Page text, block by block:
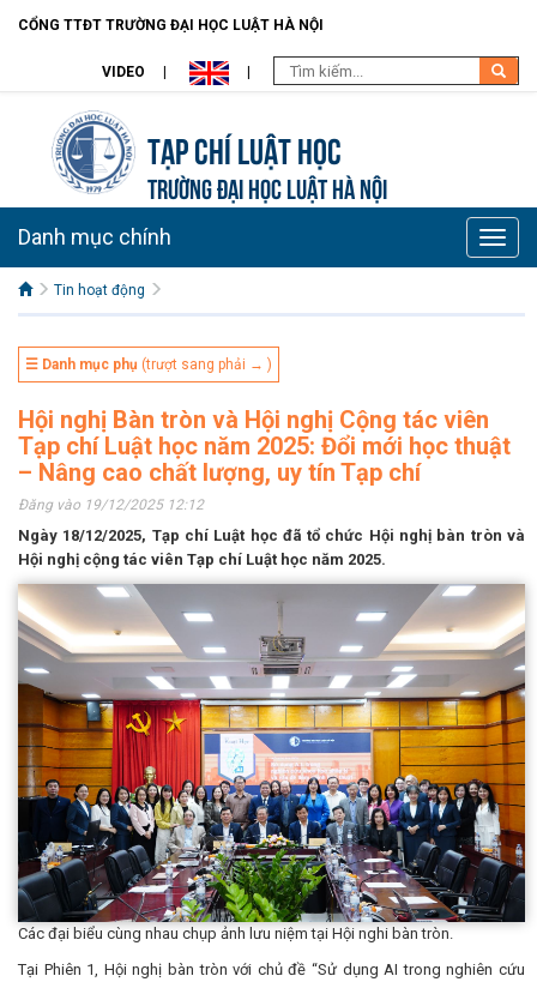
CỔNG TTĐT TRƯỜNG ĐẠI HỌC LUẬT HÀ NỘI
VIDEO
Tạp chí Luật học
TRƯỜNG ĐẠI HỌC LUẬT HÀ NỘI
Toggle
Danh mục chính
Tin hoạt động
☰ Danh mục phụ (trượt sang phải → )
Hội nghị Bàn tròn và Hội nghị Cộng tác viên
Tạp chí Luật học năm 2025: Đổi mới học thuật
– Nâng cao chất lượng, uy tín Tạp chí
Đăng vào 19/12/2025 12:12
Ngày 18/12/2025, Tạp chí Luật học đã tổ chức Hội nghị bàn tròn và
Hội nghị cộng tác viên Tạp chí Luật học năm 2025.
Các đại biểu cùng nhau chụp ảnh lưu niệm tại Hội nghi bàn tròn.
Tại Phiên 1, Hội nghị bàn tròn với chủ đề “Sử dụng AI trong nghiên cứu